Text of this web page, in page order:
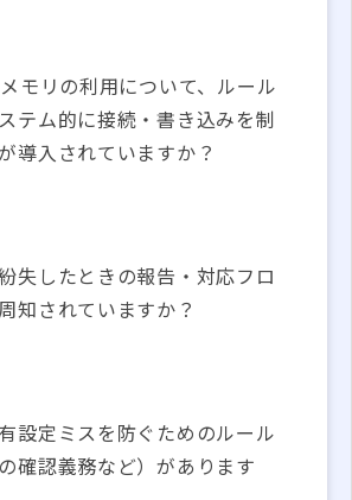
モリの利用について、ルール
テム的に接続・書き込みを制
導入されていますか？
失したときの報告・対応フロ
知されていますか？
設定ミスを防ぐためのルール
確認義務など）があります